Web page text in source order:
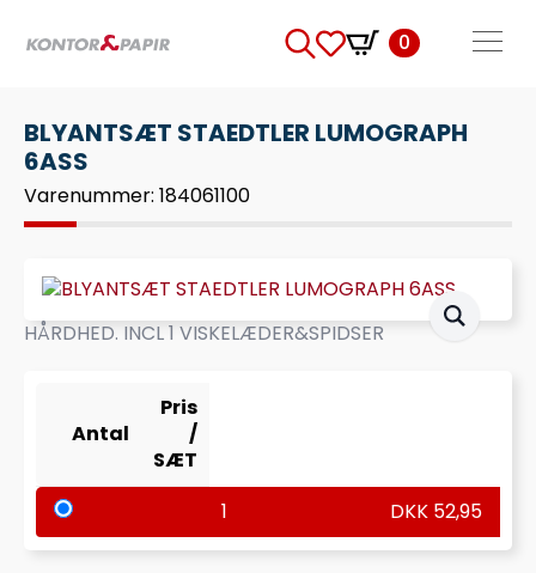
0
BLYANTSÆT STAEDTLER LUMOGRAPH
6ASS
Varenummer: 184061100
HÅRDHED. INCL 1 VISKELÆDER&SPIDSER
Antal
Pris
/
SÆT
1
DKK 52,95